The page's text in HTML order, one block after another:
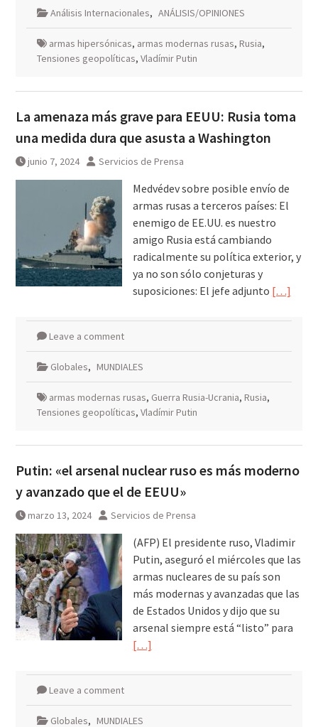
Análisis Internacionales, ANÁLISIS/OPINIONES
armas hipersónicas, armas modernas rusas, Rusia,
Tensiones geopolíticas, Vladímir Putin
La amenaza más grave para EEUU: Rusia toma
una medida dura que asusta a Washington
junio 7, 2024 Servicios de Prensa
Medvédev sobre posible envío de
armas rusas a terceros países: El
enemigo de EE.UU. es nuestro
amigo Rusia está cambiando
radicalmente su política exterior, y
ya no son sólo conjeturas y
suposiciones: El jefe adjunto […]
Leave a comment
Globales, MUNDIALES
armas modernas rusas, Guerra Rusia-Ucrania, Rusia,
Tensiones geopolíticas, Vladímir Putin
Putin: «el arsenal nuclear ruso es más moderno
y avanzado que el de EEUU»
marzo 13, 2024 Servicios de Prensa
(AFP) El presidente ruso, Vladimir
Putin, aseguró el miércoles que las
armas nucleares de su país son
más modernas y avanzadas que las
de Estados Unidos y dijo que su
arsenal siempre está “listo” para
[…]
Leave a comment
Globales, MUNDIALES